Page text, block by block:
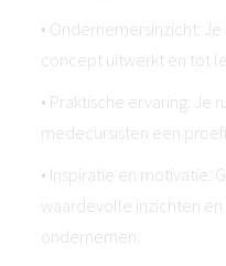
• Ondernemersinzicht:
concept uitwerkt en tot
• Praktische ervaring: Je
medecursisten een
• Inspiratie en motivatie:
waardevolle inzichten
ondernemen.